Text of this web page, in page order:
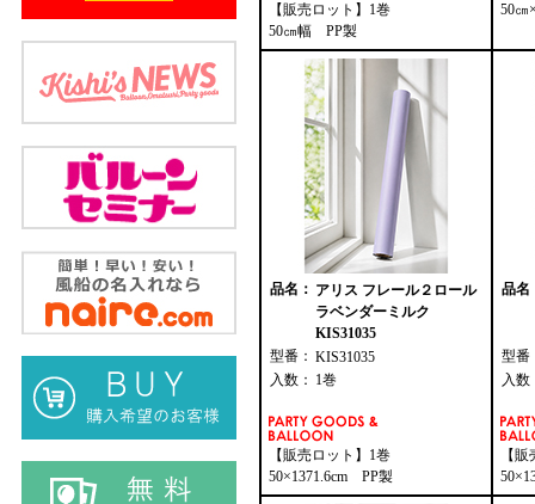
【販売ロット】1巻
50㎝幅 PP製
50㎝
品名： アリス フレール２ロール
ラベンダーミルク
KIS31035
型番： KIS31035
入数： 1巻
【販売ロット】1巻
50×1371.6cm PP製
品名
型番
入数
【